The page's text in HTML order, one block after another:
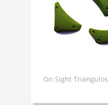
On Sight Triangulos